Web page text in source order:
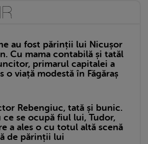
au fost părinții lui Nicușor
Cu mama contabilă și tatăl
primarul capitalei a
o viață modestă în Făgăraș
Rebengiuc, tată și bunic.
ce se ocupă fiul lui, Tudor,
a ales o cu totul altă scenă
de părinții lui